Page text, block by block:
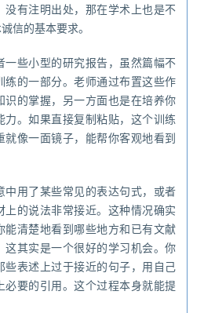
没有注明出处，那在学术上也是不
信的基本要求。
一些小型的研究报告，虽然篇幅不
练的一部分。老师通过布置这些作
识的掌握，另一方面也是在培养你
。如果直接复制粘贴，这个训练
像一面镜子，能帮你客观地看到
中用了某些常见的表达句式，或者
上的说法非常接近。这种情况确实
能清楚地看到哪些地方和已有文献
这其实是一个很好的学习机会。你
些表述上过于接近的句子，用自己
必要的引用。这个过程本身就能提